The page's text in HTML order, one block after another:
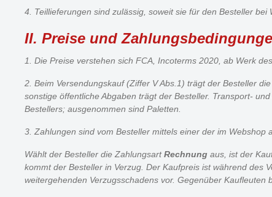
4. Teillieferungen sind zulässig, soweit sie für den Besteller
II. Preise und
1. Die Preise verstehen sich FCA, Incoterms 2020, ab Werk
2. Beim Versendungskauf (Ziffer V Abs.1) trägt der Besteller
sonstige öffentliche Abgaben trägt der Besteller. Transport-
Bestellers; ausgenommen sind Paletten.
3. Zahlungen sind vom Besteller mittels einer der im Webshop
Wählt der Besteller die ZahlungsartRechnung aus, ist der
kommt der Besteller in Verzug. Der Kaufpreis ist während des
weitergehenden Verzugsschadens vor. Gegenüber